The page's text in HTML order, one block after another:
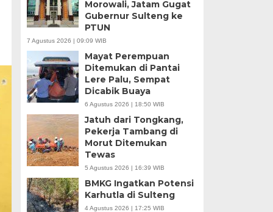
Morowali, Jatam Gugat
Gubernur Sulteng ke
PTUN
7 Agustus 2026 | 09:09 WIB
Mayat Perempuan
Ditemukan di Pantai
Lere Palu, Sempat
Dicabik Buaya
6 Agustus 2026 | 18:50 WIB
Jatuh dari Tongkang,
Pekerja Tambang di
Morut Ditemukan
Tewas
5 Agustus 2026 | 16:39 WIB
BMKG Ingatkan Potensi
Karhutla di Sulteng
4 Agustus 2026 | 17:25 WIB